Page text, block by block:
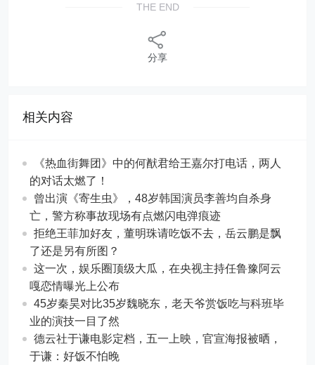
THE END
分享
相关内容
《热血街舞团》中的何猷君给王嘉尔打电话，两人
的对话太燃了！
曾出演《寄生虫》，48岁韩国演员李善均自杀身
亡，警方称事故现场有点燃闪电弹痕迹
拒绝王菲加好友，董明珠请吃饭不去，岳云鹏是飘
了还是另有所图？
这一次，娱乐圈顶级大瓜，在央视主持任鲁豫阿云
嘎恋情曝光上公布
45岁秦昊对比35岁魏晓东，老天爷赏饭吃与科班毕
业的演技一目了然
德云社于谦电影定档，五一上映，官宣海报被晒，
于谦：好饭不怕晚